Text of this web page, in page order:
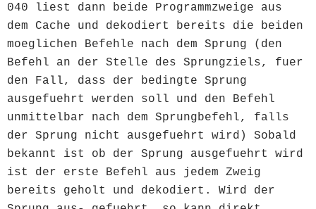
040 liest dann beide Programmzweige aus
dem Cache und dekodiert bereits die beiden
moeglichen Befehle nach dem Sprung (den
Befehl an der Stelle des Sprungziels, fuer
den Fall, dass der bedingte Sprung
ausgefuehrt werden soll und den Befehl
unmittelbar nach dem Sprungbefehl, falls
der Sprung nicht ausgefuehrt wird) Sobald
bekannt ist ob der Sprung ausgefuehrt wird
ist der erste Befehl aus jedem Zweig
bereits geholt und dekodiert. Wird der